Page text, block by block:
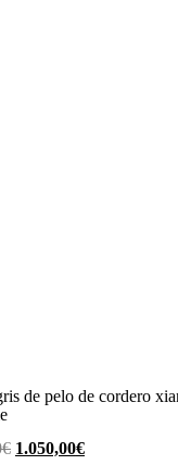
de pelo de cordero
€ El
1.050,00€El